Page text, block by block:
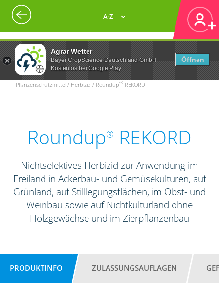
Agrar Wetter
Bayer CropScience Deutschland GmbH
Kostenlos bei Google Play
Öffnen
A-Z
Pflanzenschutzmittel / Herbizid / Roundup® REKORD
Roundup® REKORD
Nichtselektives Herbizid zur Anwendung im
Freiland in Ackerbau- und Gemüsekulturen, auf
Grünland, auf Stilllegungsflächen, im Obst- und
Weinbau sowie auf Nichtkulturland ohne
Holzgewächse und im Zierpflanzenbau
PRODUKTINFO ZULASSUNGSAUFLAGEN